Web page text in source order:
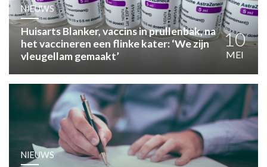
PRAKTIJKZAKEN
TARIEVEN
VPHUISARTSEN
INLOGGEN
REGISTRATIE
NIEUWS
Huisarts Blanker, vaccins in prullenbak, na
het vaccineren een flinke kater: ‘We zijn
vleugellam gemaakt’
10
MEI
NIEUWS